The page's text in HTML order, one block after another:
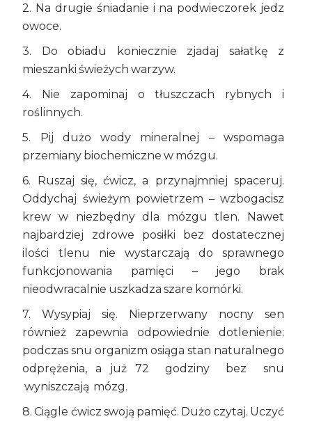
2. Na drugie śniadanie i na podwieczorek jedz
owoce.
3. Do obiadu koniecznie zjadaj sałatkę z
mieszanki świeżych warzyw.
4. Nie zapominaj o tłuszczach rybnych i
roślinnych.
5. Pij dużo wody mineralnej – wspomaga
przemiany biochemiczne w mózgu.
6. Ruszaj się, ćwicz, a przynajmniej spaceruj.
Oddychaj świeżym powietrzem – wzbogacisz
krew w niezbędny dla mózgu tlen. Nawet
najbardziej zdrowe posiłki bez dostatecznej
ilości tlenu nie wystarczają do sprawnego
funkcjonowania pamięci – jego brak
nieodwracalnie uszkadza szare komórki.
7. Wysypiaj się. Nieprzerwany nocny sen
również zapewnia odpowiednie dotlenienie:
podczas snu organizm osiąga stan naturalnego
odprężenia, a już 72 godziny bez snu
wyniszczają mózg.
8. Ciągle ćwicz swoją pamięć. Dużo czytaj. Uczyć